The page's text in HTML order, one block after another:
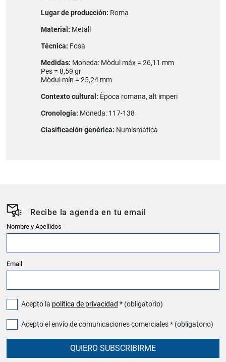
Lugar de producción: Roma
Material: Metall
Técnica: Fosa
Medidas: Moneda: Mòdul máx = 26,11 mm
Pes = 8,59 gr
Mòdul mín = 25,24 mm
Contexto cultural: Època romana, alt imperi
Cronología: Moneda: 117-138
Clasificación genérica: Numismàtica
Recibe la agenda en tu email
Nombre y Apellidos
Email
Acepto la política de privacidad * (obligatorio)
Acepto el envío de comunicaciones comerciales * (obligatorio)
QUIERO SUBSCRIBIRME